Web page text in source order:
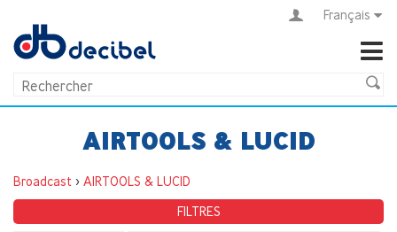
Français
AIRTOOLS & LUCID
Broadcast > AIRTOOLS & LUCID
FILTRES